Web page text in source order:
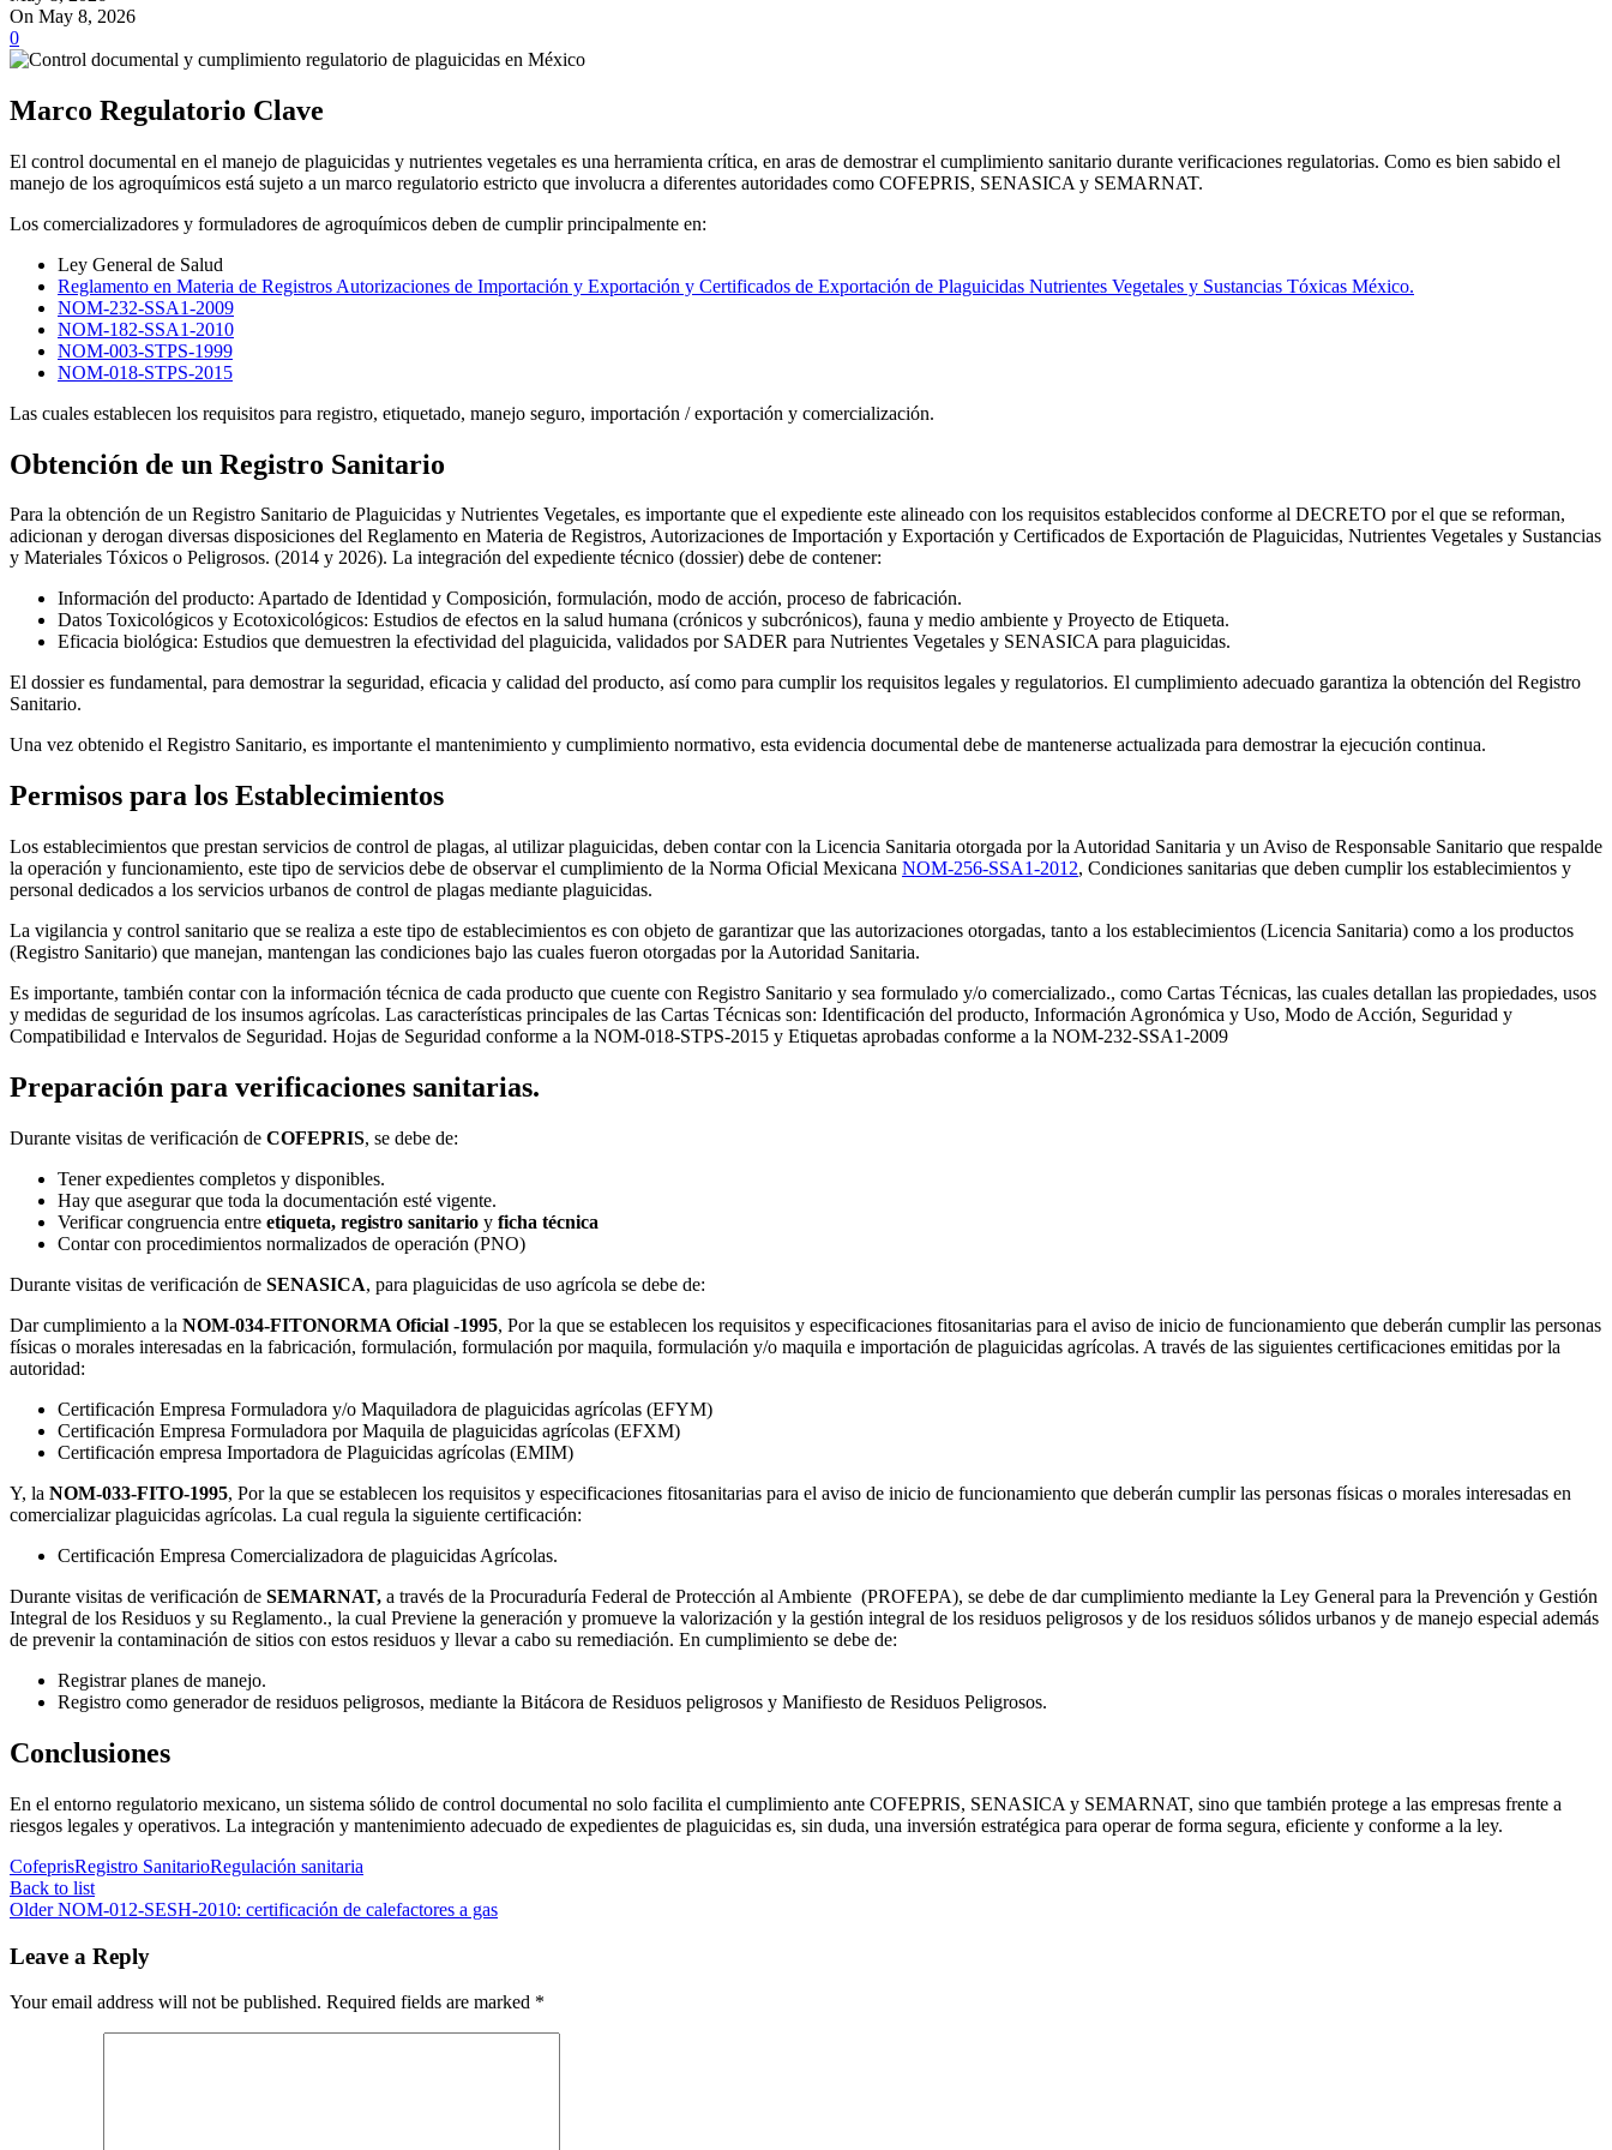
On May 8, 2026
0
Marco Regulatorio Clave
El control documental en el manejo de plaguicidas y nutrientes vegetales es una herramienta crítica, en aras de demostrar el cumplimiento sanitario durante verificaciones regulatorias. Como es bien sabido el
manejo de los agroquímicos está sujeto a un marco regulatorio estricto que involucra a diferentes autoridades como COFEPRIS, SENASICA y SEMARNAT.
Los comercializadores y formuladores de agroquímicos deben de cumplir principalmente en:
Ley General de Salud
Reglamento en Materia de Registros Autorizaciones de Importación y Exportación y Certificados de Exportación de Plaguicidas Nutrientes Vegetales y Sustancias Tóxicas México.
NOM-232-SSA1-2009
NOM-182-SSA1-2010
NOM-003-STPS-1999
NOM-018-STPS-2015
Las cuales establecen los requisitos para registro, etiquetado, manejo seguro, importación / exportación y comercialización.
Obtención de un Registro Sanitario
Para la obtención de un Registro Sanitario de Plaguicidas y Nutrientes Vegetales, es importante que el expediente este alineado con los requisitos establecidos conforme al DECRETO por el que se reforman,
adicionan y derogan diversas disposiciones del Reglamento en Materia de Registros, Autorizaciones de Importación y Exportación y Certificados de Exportación de Plaguicidas, Nutrientes Vegetales y Sustancias
y Materiales Tóxicos o Peligrosos. (2014 y 2026). La integración del expediente técnico (dossier) debe de contener:
Información del producto: Apartado de Identidad y Composición, formulación, modo de acción, proceso de fabricación.
Datos Toxicológicos y Ecotoxicológicos: Estudios de efectos en la salud humana (crónicos y subcrónicos), fauna y medio ambiente y Proyecto de Etiqueta.
Eficacia biológica: Estudios que demuestren la efectividad del plaguicida, validados por SADER para Nutrientes Vegetales y SENASICA para plaguicidas.
El dossier es fundamental, para demostrar la seguridad, eficacia y calidad del producto, así como para cumplir los requisitos legales y regulatorios. El cumplimiento adecuado garantiza la obtención del Registro
Sanitario.
Una vez obtenido el Registro Sanitario, es importante el mantenimiento y cumplimiento normativo, esta evidencia documental debe de mantenerse actualizada para demostrar la ejecución continua.
Permisos para los Establecimientos
Los establecimientos que prestan servicios de control de plagas, al utilizar plaguicidas, deben contar con la Licencia Sanitaria otorgada por la Autoridad Sanitaria y un Aviso de Responsable Sanitario que respalde
la operación y funcionamiento, este tipo de servicios debe de observar el cumplimiento de la Norma Oficial Mexicana NOM-256-SSA1-2012, Condiciones sanitarias que deben cumplir los establecimientos y
personal dedicados a los servicios urbanos de control de plagas mediante plaguicidas.
La vigilancia y control sanitario que se realiza a este tipo de establecimientos es con objeto de garantizar que las autorizaciones otorgadas, tanto a los establecimientos (Licencia Sanitaria) como a los productos
(Registro Sanitario) que manejan, mantengan las condiciones bajo las cuales fueron otorgadas por la Autoridad Sanitaria.
Es importante, también contar con la información técnica de cada producto que cuente con Registro Sanitario y sea formulado y/o comercializado., como Cartas Técnicas, las cuales detallan las propiedades, usos
y medidas de seguridad de los insumos agrícolas. Las características principales de las Cartas Técnicas son: Identificación del producto, Información Agronómica y Uso, Modo de Acción, Seguridad y
Compatibilidad e Intervalos de Seguridad. Hojas de Seguridad conforme a la NOM-018-STPS-2015 y Etiquetas aprobadas conforme a la NOM-232-SSA1-2009
Preparación para verificaciones sanitarias.
Durante visitas de verificación de COFEPRIS, se debe de:
Tener expedientes completos y disponibles.
Hay que asegurar que toda la documentación esté vigente.
Verificar congruencia entre etiqueta, registro sanitario y ficha técnica
Contar con procedimientos normalizados de operación (PNO)
Durante visitas de verificación de SENASICA, para plaguicidas de uso agrícola se debe de:
Dar cumplimiento a la NOM-034-FITONORMA Oficial -1995, Por la que se establecen los requisitos y especificaciones fitosanitarias para el aviso de inicio de funcionamiento que deberán cumplir las personas
físicas o morales interesadas en la fabricación, formulación, formulación por maquila, formulación y/o maquila e importación de plaguicidas agrícolas. A través de las siguientes certificaciones emitidas por la
autoridad:
Certificación Empresa Formuladora y/o Maquiladora de plaguicidas agrícolas (EFYM)
Certificación Empresa Formuladora por Maquila de plaguicidas agrícolas (EFXM)
Certificación empresa Importadora de Plaguicidas agrícolas (EMIM)
Y, la NOM-033-FITO-1995, Por la que se establecen los requisitos y especificaciones fitosanitarias para el aviso de inicio de funcionamiento que deberán cumplir las personas físicas o morales interesadas en
comercializar plaguicidas agrícolas. La cual regula la siguiente certificación:
Certificación Empresa Comercializadora de plaguicidas Agrícolas.
Durante visitas de verificación de SEMARNAT, a través de la Procuraduría Federal de Protección al Ambiente (PROFEPA), se debe de dar cumplimiento mediante la Ley General para la Prevención y Gestión
Integral de los Residuos y su Reglamento., la cual Previene la generación y promueve la valorización y la gestión integral de los residuos peligrosos y de los residuos sólidos urbanos y de manejo especial además
de prevenir la contaminación de sitios con estos residuos y llevar a cabo su remediación. En cumplimiento se debe de:
Registrar planes de manejo.
Registro como generador de residuos peligrosos, mediante la Bitácora de Residuos peligrosos y Manifiesto de Residuos Peligrosos.
Conclusiones
En el entorno regulatorio mexicano, un sistema sólido de control documental no solo facilita el cumplimiento ante COFEPRIS, SENASICA y SEMARNAT, sino que también protege a las empresas frente a
riesgos legales y operativos. La integración y mantenimiento adecuado de expedientes de plaguicidas es, sin duda, una inversión estratégica para operar de forma segura, eficiente y conforme a la ley.
CofeprisRegistro SanitarioRegulación sanitaria
Back to list
Older NOM-012-SESH-2010: certificación de calefactores a gas
Leave a Reply
Your email address will not be published. Required fields are marked *